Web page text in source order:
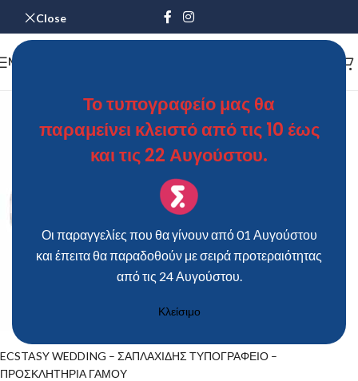
Close
Το τυπογραφείο μας θα
παραμείνει κλειστό από τις 10 έως
και τις 22 Αυγούστου.
Οι παραγγελίες που θα γίνουν από 01 Αυγούστου
και έπειτα θα παραδοθούν με σειρά προτεραιότητας
από τις 24 Αυγούστου.
Κλείσιμο
MENU
ECSTASY WEDDING – ΣΑΠΛΑΧΙΔΗΣ ΤΥΠΟΓΡΑΦΕΙΟ –
ΠΡΟΣΚΛΗΤΗΡΙΑ ΓΑΜΟΥ